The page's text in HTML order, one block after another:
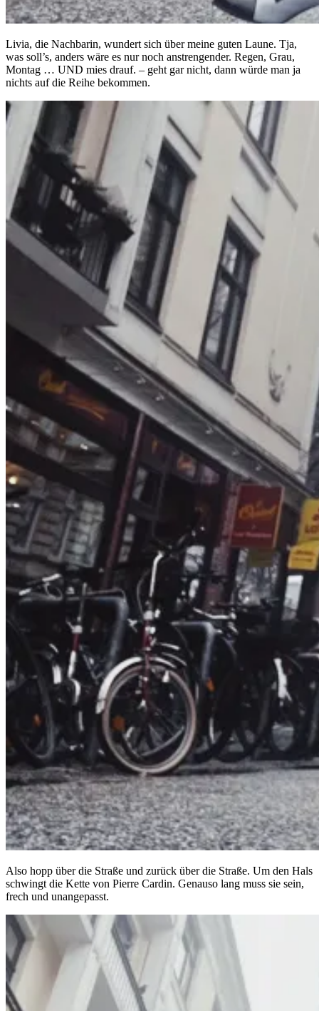
Livia, die Nachbarin, wundert sich über meine guten Laune. Tja,
was soll’s, anders wäre es nur noch anstrengender. Regen, Grau,
Montag … UND mies drauf. – geht gar nicht, dann würde man ja
nichts auf die Reihe bekommen.
Also hopp über die Straße und zurück über die Straße. Um den Hals
schwingt die Kette von Pierre Cardin. Genauso lang muss sie sein,
frech und unangepasst.